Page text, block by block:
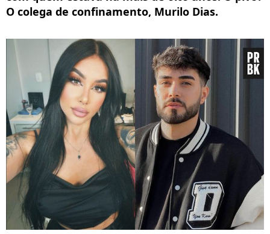
O colega de confinamento, Murilo Dias.